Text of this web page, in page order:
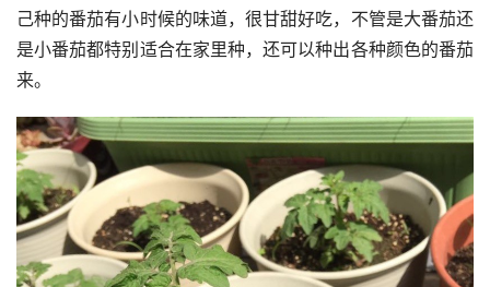
己种的番茄有小时候的味道，很甘甜好吃，不管是大番茄还
是小番茄都特别适合在家里种，还可以种出各种颜色的番茄
来。